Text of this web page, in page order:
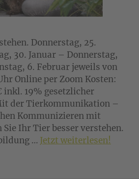
Donnerstag, 25.
30. Januar – Donnerstag,
6. Februar jeweils von
Online per Zoom Kosten:
inkl. 19% gesetzlicher
der Tierkommunikation –
Kommunizieren mit
Ihr Tier besser verstehen.
… Jetzt weiterlesen!